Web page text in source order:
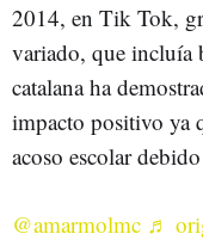
2014, en Tik Tok,
variado, que incluía
catalana ha
impacto positivo ya
acoso escolar
@amarmolmc ♬